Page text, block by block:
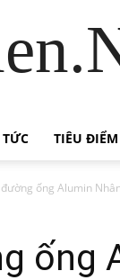
TIÊU ĐIỂM
ống Alumin
ống